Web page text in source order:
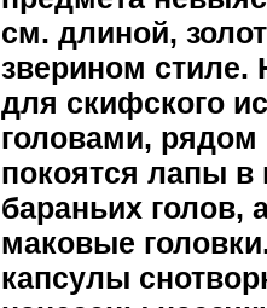
см. длиной,
зверином стиле.
для скифского
головами, рядом
покоятся лапы в
бараньих голов,
маковые
капсулы